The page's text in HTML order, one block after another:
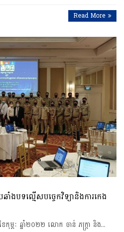
Read More
ាំងបទល្មើសបច្ចេកវិទ្យានិងការកេង
កុម្ភៈ ឆ្នាំ២០២២ លោក ចាន់ ភក្ត្រា និង…